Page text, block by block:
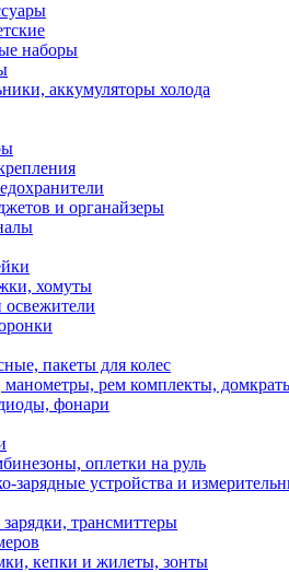
наборы
аккумуляторы холода
и органайзеры
хомуты
пакеты для колес
рем комплекты,
фонари
оплетки на руль
зарядные устройства и
зарядки, трансмиттеры
кепки и жилеты, зонты